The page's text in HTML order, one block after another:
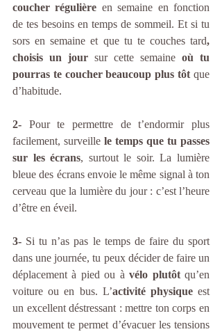
coucher régulière en semaine en fonction
de tes besoins en temps de sommeil. Et si tu
sors en semaine et que tu te couches tard,
choisis un jour sur cette semaine où tu
pourras te coucher beaucoup plus tôt que
d’habitude.
2- Pour te permettre de t’endormir plus
facilement, surveille le temps que tu passes
sur les écrans, surtout le soir. La lumière
bleue des écrans envoie le même signal à ton
cerveau que la lumière du jour : c’est l’heure
d’être en éveil.
3- Si tu n’as pas le temps de faire du sport
dans une journée, tu peux décider de faire un
déplacement à pied ou à vélo plutôt qu’en
voiture ou en bus. L’activité physique est
un excellent déstressant : mettre ton corps en
mouvement te permet d’évacuer les tensions